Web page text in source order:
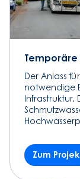
Temporäre
Der Anlass
notwendige
Zum